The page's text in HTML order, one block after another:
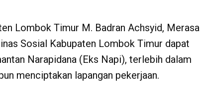
Lombok Timur M. Badran Achsyid, Merasa
Sosial Kabupaten Lombok Timur dapat
Narapidana (Eks Napi), terlebih dalam
menciptakan lapangan pekerjaan.